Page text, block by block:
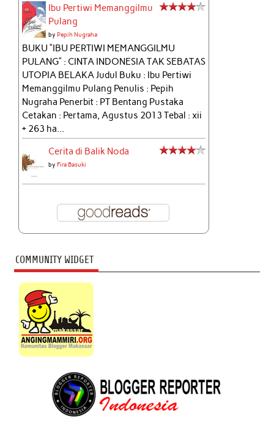
Ibu Pertiwi Memanggilmu
Pulang
byPepih Nugraha
BUKU “IBU PERTIWI MEMANGGILMU
PULANG” : CINTA INDONESIA TAK SEBATAS
UTOPIA BELAKA Judul Buku : Ibu Pertiwi
Memanggilmu Pulang Penulis : Pepih
Nugraha Penerbit : PT Bentang Pustaka
Cetakan : Pertama, Agustus 2013 Tebal : xii
+ 263 ha...
Cerita di Balik Noda
byFira Basuki
COMMUNITY WIDGET